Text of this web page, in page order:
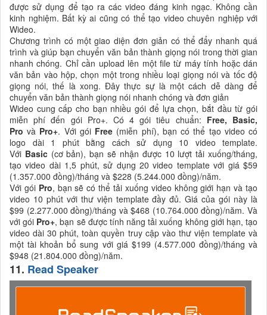
được sử dụng để tạo ra các video đáng kinh ngạc. Không cần
kinh nghiệm. Bất kỳ ai cũng có thể tạo video chuyên nghiệp với
Wideo.
Chương trình có một giao diện đơn giản có thể đẩy nhanh quá
trình và giúp bạn chuyển văn bản thành giọng nói trong thời gian
nhanh chóng. Chỉ cần upload lên một file từ máy tính hoặc dán
văn bản vào hộp, chọn một trong nhiều loại giọng nói và tốc độ
giọng nói, thế là xong. Đây thực sự là một cách dễ dàng để
chuyển văn bản thành giọng nói nhanh chóng và đơn giản
Wideo cung cấp cho bạn nhiều gói để lựa chọn, bắt đầu từ gói
miễn phí đến gói Pro+. Có 4 gói tiêu chuẩn: Free, Basic,
Pro và Pro+. Với gói Free (miễn phí), bạn có thể tạo video có
logo dài 1 phút bằng cách sử dụng 10 video template.
Với Basic(cơ bản), bạn sẽ nhận được 10 lượt tải xuống/tháng,
tạo video dài 1,5 phút, sử dụng 20 video template với giá $59
(1.357.000 đồng)/tháng và $228 (5.244.000 đồng)/năm.
Với gói Pro, bạn sẽ có thể tải xuống video không giới hạn và tạo
video 10 phút với thư viện template đầy đủ. Giá của gói này là
$99 (2.277.000 đồng)/tháng và $468 (10.764.000 đồng)/năm. Và
với gói Pro+, bạn sẽ được tính năng tải xuống không giới hạn, tạo
video dài 30 phút, toàn quyền truy cập vào thư viện template và
một tài khoản bổ sung với giá $199 (4.577.000 đồng)/tháng và
$948 (21.804.000 đồng)/năm.
11. Read Speaker